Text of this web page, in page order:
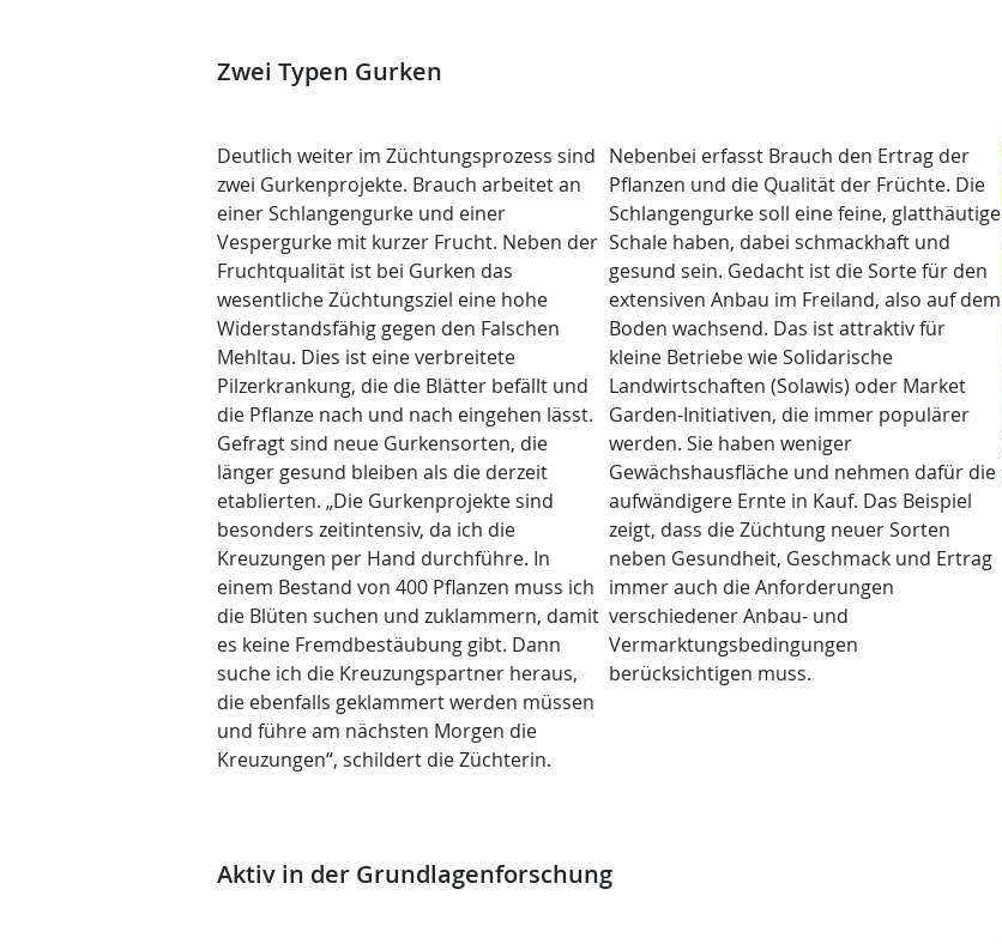
Zwei Typen Gurken
Deutlich weiter im Züchtungsprozess sind
zwei Gurkenprojekte. Brauch arbeitet an
einer Schlangengurke und einer
Vespergurke mit kurzer Frucht. Neben der
Fruchtqualität ist bei Gurken das
wesentliche Züchtungsziel eine hohe
Widerstandsfähig gegen den Falschen
Mehltau. Dies ist eine verbreitete
Pilzerkrankung, die die Blätter befällt und
die Pflanze nach und nach eingehen lässt.
Gefragt sind neue Gurkensorten, die
länger gesund bleiben als die derzeit
etablierten. „Die Gurkenprojekte sind
besonders zeitintensiv, da ich die
Kreuzungen per Hand durchführe. In
einem Bestand von 400 Pflanzen muss ich
die Blüten suchen und zuklammern, damit
es keine Fremdbestäubung gibt. Dann
suche ich die Kreuzungspartner heraus,
die ebenfalls geklammert werden müssen
und führe am nächsten Morgen die
Kreuzungen“, schildert die Züchterin.
Nebenbei erfasst Brauch den Ertrag der
Pflanzen und die Qualität der Früchte. Die
Schlangengurke soll eine feine, glatthäutige
Schale haben, dabei schmackhaft und
gesund sein. Gedacht ist die Sorte für den
extensiven Anbau im Freiland, also auf dem
Boden wachsend. Das ist attraktiv für
kleine Betriebe wie Solidarische
Landwirtschaften (Solawis) oder Market
Garden-Initiativen, die immer populärer
werden. Sie haben weniger
Gewächshausfläche und nehmen dafür die
aufwändigere Ernte in Kauf. Das Beispiel
zeigt, dass die Züchtung neuer Sorten
neben Gesundheit, Geschmack und Ertrag
immer auch die Anforderungen
verschiedener Anbau- und
Vermarktungsbedingungen
berücksichtigen muss.
Aktiv in der Grundlagenforschung